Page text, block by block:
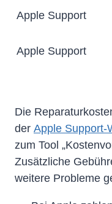
Apple Support
Apple Support
Die
der Apple Support-
zum Tool
Zusätzliche
weitere Probleme